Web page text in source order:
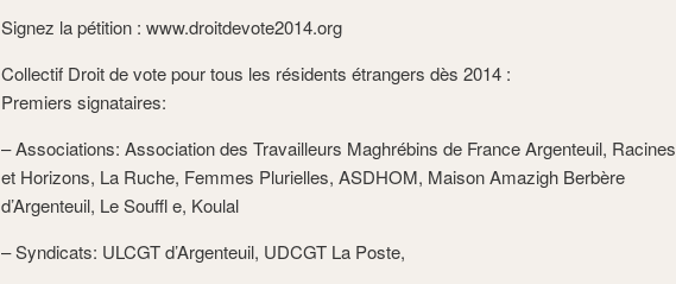
Signez la pétition : www.droitdevote2014.org
Collectif Droit de vote pour tous les résidents étrangers dès 2014 :
Premiers signataires:
– Associations: Association des Travailleurs Maghrébins de France Argenteuil, Racines
et Horizons, La Ruche, Femmes Plurielles, ASDHOM, Maison Amazigh Berbère
d’Argenteuil, Le Souffl e, Koulal
– Syndicats: ULCGT d’Argenteuil, UDCGT La Poste,